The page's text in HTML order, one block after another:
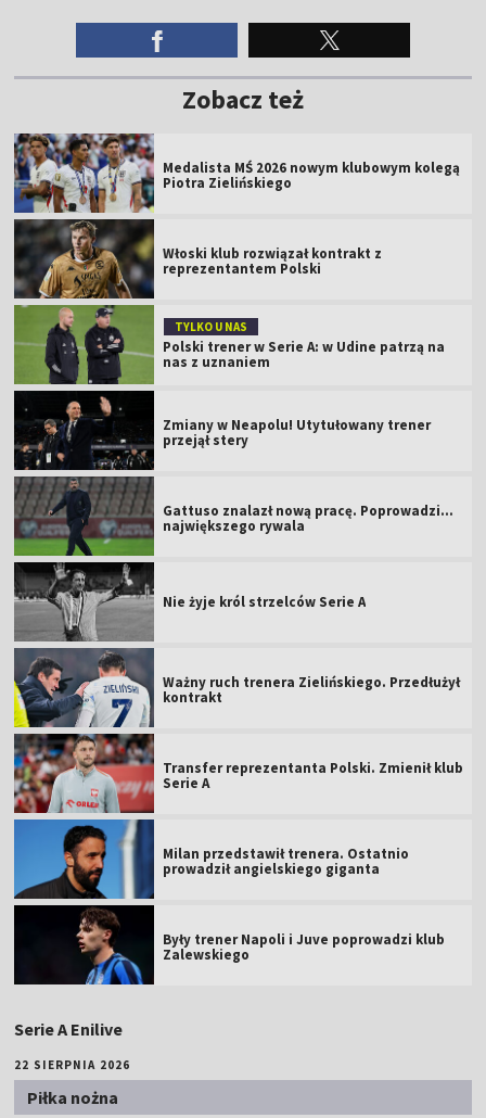
Zobacz też
Medalista MŚ 2026 nowym klubowym kolegą
Piotra Zielińskiego
Włoski klub rozwiązał kontrakt z
reprezentantem Polski
TYLKO U NAS
Polski trener w Serie A: w Udine patrzą na
nas z uznaniem
Zmiany w Neapolu! Utytułowany trener
przejął stery
Gattuso znalazł nową pracę. Poprowadzi...
największego rywala
Nie żyje król strzelców Serie A
Ważny ruch trenera Zielińskiego. Przedłużył
kontrakt
Transfer reprezentanta Polski. Zmienił klub
Serie A
Milan przedstawił trenera. Ostatnio
prowadził angielskiego giganta
Były trener Napoli i Juve poprowadzi klub
Zalewskiego
Serie A Enilive
22 SIERPNIA 2026
Piłka nożna